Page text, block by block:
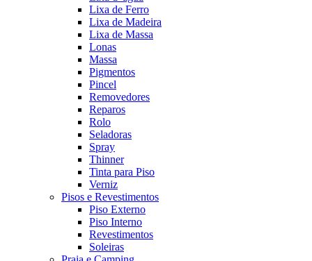
Lixa de Ferro
Lixa de Madeira
Lixa de Massa
Lonas
Massa
Pigmentos
Pincel
Removedores
Reparos
Rolo
Seladoras
Spray
Thinner
Tinta para Piso
Verniz
Pisos e Revestimentos
Piso Externo
Piso Interno
Revestimentos
Soleiras